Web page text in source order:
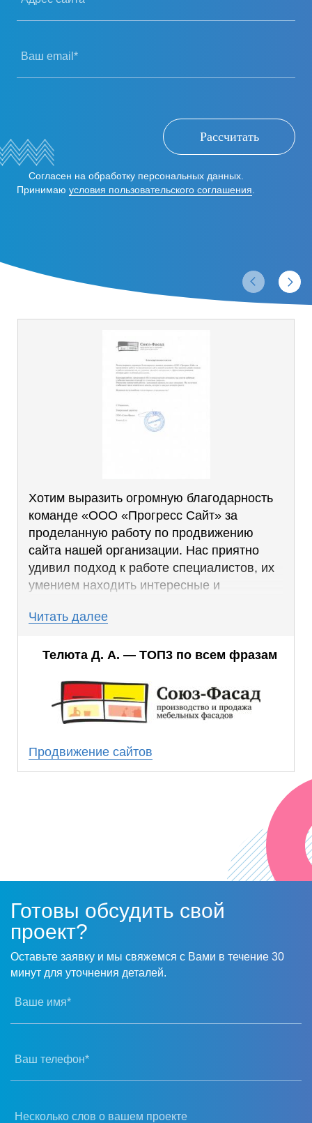
Ваш email*
Рассчитать
Согласен на обработку персональных данных.
Принимаю условия пользовательского соглашения
Хотим выразить огромную благодарность
команде «ООО «Прогресс Сайт» за
проделанную работу по продвижению
сайта нашей организации. Нас приятно
удивил подход к работе специалистов, их
умением находить интересные и
отличные результаты.
Благодаря работе, проделанной SEO-
стабильно высоких позиций по ключевым
запросам.
Результаты совместной работы превзошли
число клиентов из поиска, которое с
Читать далее
Телюта Д. А. — ТОП3 по всем фразам
Продвижение сайтов
Готовы обсудить свой
проект?
Оставьте заявку и мы свяжемся с Вами в течение 30
минут для уточнения деталей.
Ваше имя*
Ваш телефон*
Несколько слов о вашем проекте